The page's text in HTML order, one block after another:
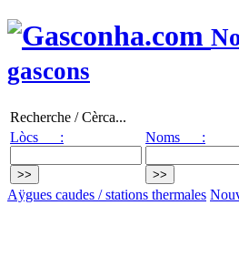
gascons
Recherche / Cèrca...
Lòcs :
Noms :
Aÿgues caudes / stations thermales